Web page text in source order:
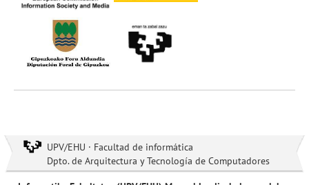
UPV/EHU · Facultad de informática
Dpto. de Arquitectura y Tecnología de Computadores